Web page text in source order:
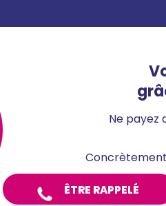
Ne payez
ÊTRE RAPPELÉ